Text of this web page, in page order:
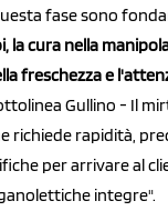
fase sono
la cura nella
freschezza e
Gullino - Il
richiede rapidità,
per arrivare al
integre".